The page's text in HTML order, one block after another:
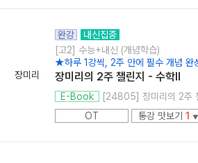
장미리
완강
내신집중
[고2] 수능+내신 (개념학습)
★하루 1강씩, 2주 안에 필수 개념
장미리의 2주 챌린지 - 수학ll
E-Book
[24805] 장미리의 2주
OT
통강 맛보기 1 ▼